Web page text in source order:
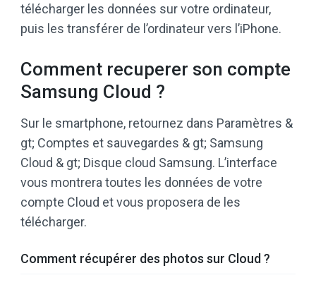
télécharger les données sur votre ordinateur,
puis les transférer de l’ordinateur vers l’iPhone.
Comment recuperer son compte
Samsung Cloud ?
Sur le smartphone, retournez dans Paramètres &
gt; Comptes et sauvegardes & gt; Samsung
Cloud & gt; Disque cloud Samsung. L’interface
vous montrera toutes les données de votre
compte Cloud et vous proposera de les
télécharger.
Comment récupérer des photos sur Cloud ?